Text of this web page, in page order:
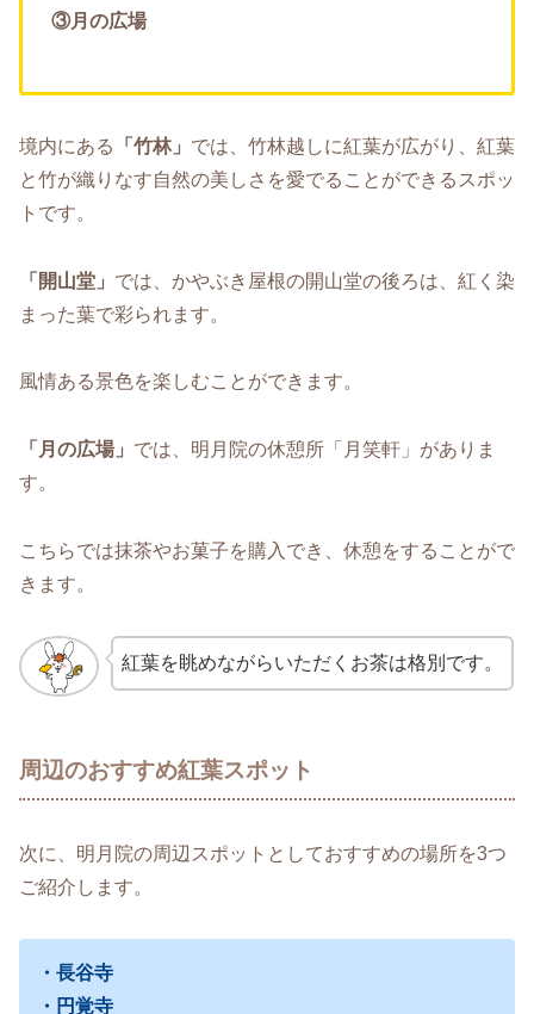
③月の広場
境内にある 「竹林」 では、竹林越しに紅葉が広がり、紅葉
と竹が織りなす自然の美しさを愛でることができるスポッ
トです。
「開山堂」 では、かやぶき屋根の開山堂の後ろは、紅く染
まった葉で彩られます。
風情ある景色を楽しむことができます。
「月の広場」 では、明月院の休憩所「月笑軒」がありま
す。
こちらでは抹茶やお菓子を購入でき、休憩をすることがで
きます。
紅葉を眺めながらいただくお茶は格別です。
周辺のおすすめ紅葉スポット
次に、明月院の周辺スポットとしておすすめの場所を3つ
ご紹介します。
・長谷寺
・円覚寺